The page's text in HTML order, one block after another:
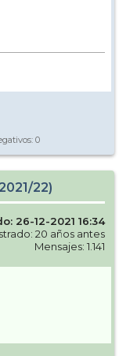
0
22)
26-12-2021 16:34
20 años antes
Mensajes: 1.141